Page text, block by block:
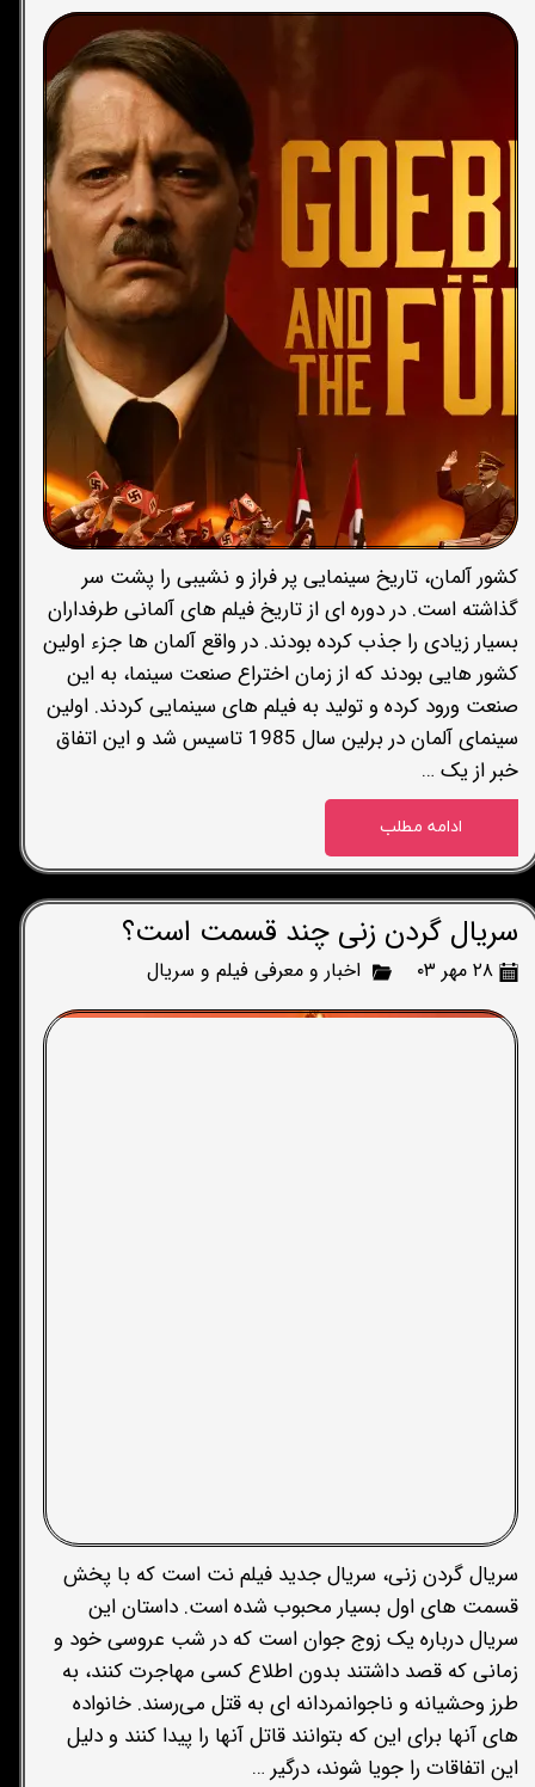
کشور آلمان، تاریخ سینمایی پر فراز و نشیبی را پشت سر
گذاشته است. در دوره ای از تاریخ فیلم های آلمانی طرفداران
بسیار زیادی را جذب کرده بودند. در واقع آلمان ها جزء اولین
کشور هایی بودند که از زمان اختراع صنعت سینما، به این
صنعت ورود کرده و تولید به فیلم های سینمایی کردند. اولین
سینمای آلمان در برلین سال 1985 تاسیس شد و این اتفاق
خبر از یک …
ادامه مطلب
سریال گردن زنی چند قسمت است؟
۲۸ مهر ۰۳ اخبار و معرفی فیلم و سریال
سریال گردن زنی، سریال جدید فیلم نت است که با پخش
قسمت های اول بسیار محبوب شده است. داستان این
سریال درباره یک زوج جوان است که در شب عروسی خود و
زمانی که قصد داشتند بدون اطلاع کسی مهاجرت کنند، به
طرز وحشیانه و ناجوانمردانه ای به قتل می‌رسند. خانواده
های آنها برای این که بتوانند قاتل آنها را پیدا کنند و دلیل
این اتفاقات را جویا شوند، درگیر …